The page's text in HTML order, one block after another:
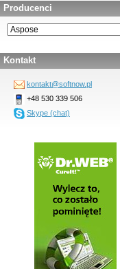
Producenci
Kontakt
kontakt@softnow.pl
+48 530 339 506
Skype (chat)